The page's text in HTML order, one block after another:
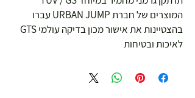
המוצרים של חברת URBAN JUMP עברו
בהצטיינות את אישור מכון בדיקה עולמי GTS
לאיכות ובטיחות